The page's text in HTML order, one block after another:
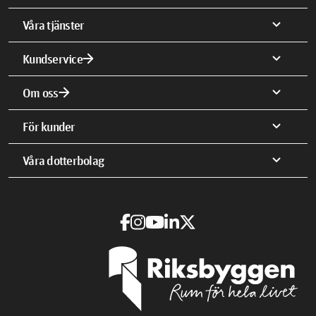
Våra tjänster expand_more
Kundservicearrow_forward expand_more
Om ossarrow_forward expand_more
För kunder expand_more
Våra dotterbolag expand_more